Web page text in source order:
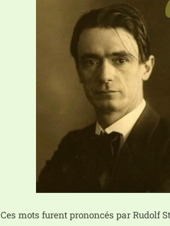
Ces mots furent pro­non­cés par Rudolf